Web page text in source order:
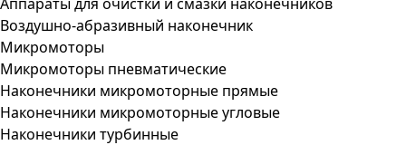
Воздушно-абразивный наконечник
Микромоторы
Микромоторы пневматические
Наконечники микромоторные прямые
Наконечники микромоторные угловые
Наконечники турбинные